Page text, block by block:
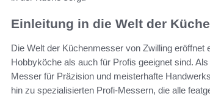
Einleitung in die Welt der
Die Welt der Küchenmesser von Zwilling
Hobbyköche als auch für Profis geeignet sind.
Messer für Präzision und meisterhafte
hin zu spezialisierten Profi-Messern, die alle